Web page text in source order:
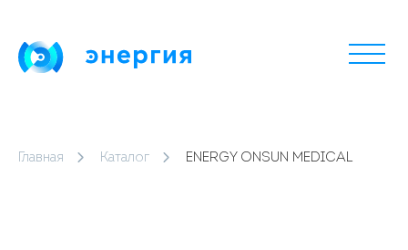
Главная Каталог ENERGY ONSUN MEDICAL